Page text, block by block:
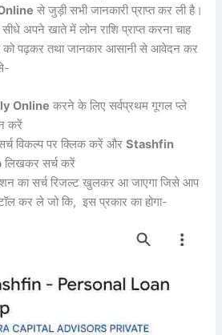
से जुड़ी सभी जानकारी प्राप्त कर ली है।
अपने खाते में लोन राशि प्राप्त करना चाह
को पढ़कर तथा जानकार आसानी से आवेदन कर
Online करने के लिए सर्वप्रथम गूगल प्ले
करें
विकल्प पर क्लिक करें औरStashfin
लिखकर सर्च करें
का सर्च रिजल्ट खुलकर आ जाएगा जिसे आप
कर ले जो कि, इस प्रकार का होगा-